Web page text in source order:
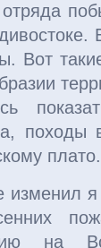
отряда
Вот
походы
плато.
изменил я
на